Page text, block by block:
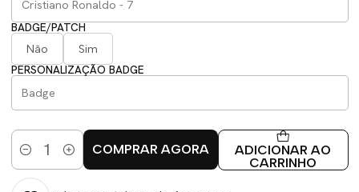
BADGE/PATCH
Não
Sim
PERSONALIZAÇÃO BADGE
Quantidade
ADICIONAR AO
CARRINHO
COMPRAR AGORA